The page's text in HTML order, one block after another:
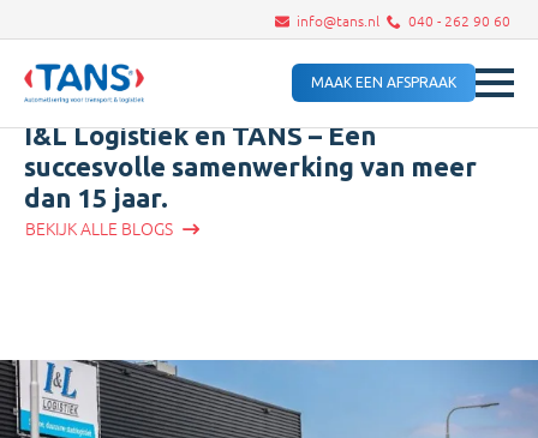
info@tans.nl 040 - 262 90 60
MAAK EEN AFSPRAAK
I&L Logistiek en TANS – Een
succesvolle samenwerking van meer
dan 15 jaar.
BEKIJK ALLE BLOGS